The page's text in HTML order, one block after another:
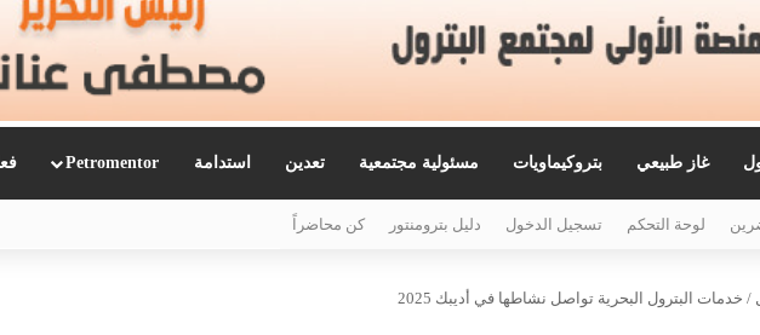
غاز طبيعي بتروكيماويات مسئولية مجتمعية تعدين استدامة Petromentor
لوحة التحكم تسجيل الدخول دليل بترومنتور كن محاضراً
/ خدمات البترول البحرية تواصل نشاطها في أديبك 2025